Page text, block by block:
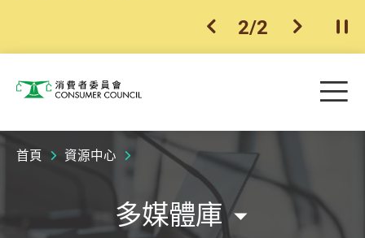
上一個
2/2 下一個開
消費者委員會 目
首頁 資源中心
多媒體庫